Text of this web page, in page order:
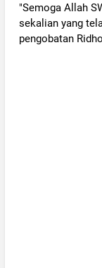
"Semoga Allah
sekalian yang
pengobatan